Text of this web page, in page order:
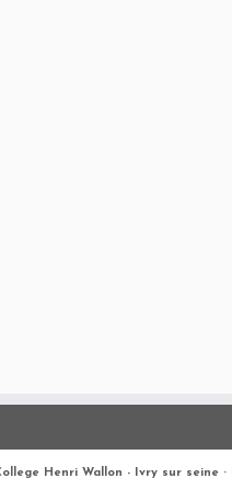
Henri Wallon - Ivry sur seine ·